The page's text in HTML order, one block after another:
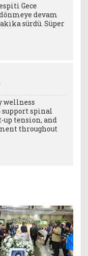
Gece
devam
sürdü. Süper
wellness
spinal
up tension, and
throughout